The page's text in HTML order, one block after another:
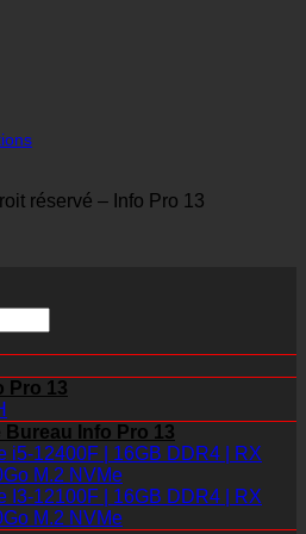
réservé – Info Pro 13
Pro 13
Bureau Info Pro 13
i5-12400F | 16GB DDR4 | RX
M.2 NVMe
I3-12100F | 16GB DDR4 | RX
M.2 NVMe